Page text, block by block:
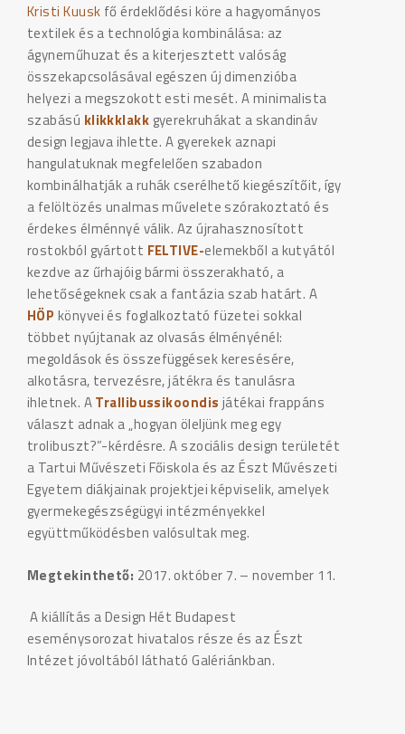
Kristi Kuusk fő érdeklődési köre a hagyományos
textilek és a technológia kombinálása: az
ágyneműhuzat és a kiterjesztett valóság
összekapcsolásával egészen új dimenzióba
helyezi a megszokott esti mesét. A minimalista
szabású klikkklakk gyerekruhákat a skandináv
design legjava ihlette. A gyerekek aznapi
hangulatuknak megfelelően szabadon
kombinálhatják a ruhák cserélhető kiegészítőit, így
a felöltözés unalmas művelete szórakoztató és
érdekes élménnyé válik. Az újrahasznosított
rostokból gyártott FELTIVE-elemekből a kutyától
kezdve az űrhajóig bármi összerakható, a
lehetőségeknek csak a fantázia szab határt. A
HÖP könyvei és foglalkoztató füzetei sokkal
többet nyújtanak az olvasás élményénél:
megoldások és összefüggések keresésére,
alkotásra, tervezésre, játékra és tanulásra
ihletnek. ATrallibussikoondis játékai frappáns
választ adnak a „hogyan öleljünk meg egy
trolibuszt?”-kérdésre. A szociális design területét
a Tartui Művészeti Főiskola és az Észt Művészeti
Egyetem diákjainak projektjei képviselik, amelyek
gyermekegészségügyi intézményekkel
együttműködésben valósultak meg.
Megtekinthető: 2017. október 7. – november 11.
A kiállítás a Design Hét Budapest
eseménysorozat hivatalos része és az Észt
Intézet jóvoltából látható Galériánkban.